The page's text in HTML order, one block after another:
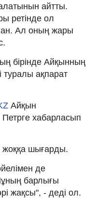
айтты.
ретінде ол
Ал оның жары
бірінде Айқынның
туралы ақпарат
Айқын
хабарласып
жоққа шығарды.
де
барлығы
жақсы", - деді ол.